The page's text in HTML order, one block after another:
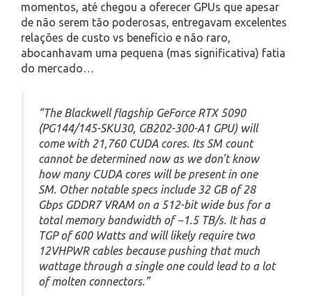
momentos, até chegou a oferecer GPUs que apesar
de não serem tão poderosas, entregavam excelentes
relações de custo vs benefício e não raro,
abocanhavam uma pequena (mas significativa) fatia
do mercado…
“The Blackwell flagship GeForce RTX 5090
(PG144/145-SKU30, GB202-300-A1 GPU) will
come with 21,760 CUDA cores. Its SM count
cannot be determined now as we don’t know
how many CUDA cores will be present in one
SM. Other notable specs include 32 GB of 28
Gbps GDDR7 VRAM on a 512-bit wide bus for a
total memory bandwidth of ~1.5 TB/s. It has a
TGP of 600 Watts and will likely require two
12VHPWR cables because pushing that much
wattage through a single one could lead to a lot
of molten connectors.”